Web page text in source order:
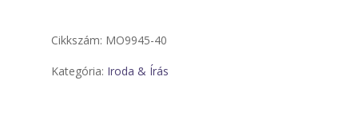
Cikkszám: MO9945-40
Kategória: Iroda & Írás